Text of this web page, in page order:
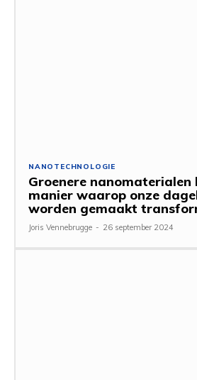
NANOTECHNOLOGIE
Groenere nanomaterialen
manier waarop onze
worden gemaakt
Joris Vennebrugge - 26 september 2024